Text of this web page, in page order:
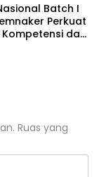
Batch I
Perkuat
Kompetensi dan
Ruas yang